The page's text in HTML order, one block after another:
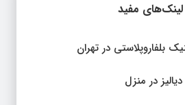
لینک‌های مفید
بلفاروپلاستی در تهران
دیالیز در منزل